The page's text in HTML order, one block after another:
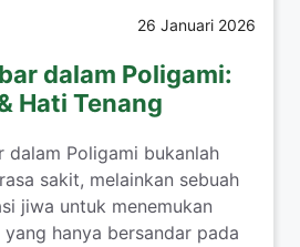
26 Januari 2026
dalam Poligami:
Hati Tenang
dalam Poligami bukanlah
sakit, melainkan sebuah
jiwa untuk menemukan
hanya bersandar pada